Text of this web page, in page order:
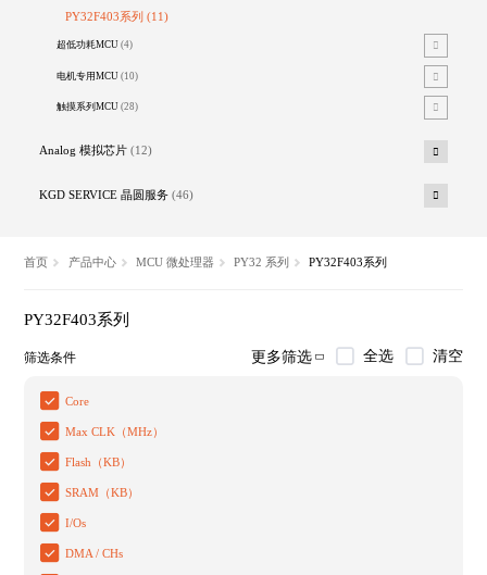
PY32F403系列(11)
超低功耗MCU(4)
电机专用MCU(10)
触摸系列MCU(28)
Analog 模拟芯片 (12)
KGD SERVICE 晶圆服务 (46)
首页 产品中心 MCU 微处理器 PY32 系列 PY32F403系列
PY32F403系列
筛选条件 更多筛选 全选 清空
Core
Max CLK（MHz）
Flash（KB）
SRAM（KB）
I/Os
DMA / CHs